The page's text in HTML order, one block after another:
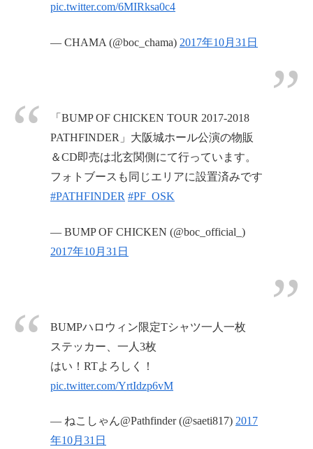
pic.twitter.com/6MIRksa0c4
— CHAMA (@boc_chama) 2017年10月31日
「BUMP OF CHICKEN TOUR 2017-2018
PATHFINDER」大阪城ホール公演の物販
＆CD即売は北玄関側にて行っています。
フォトブースも同じエリアに設置済みです
#PATHFINDER #PF_OSK
— BUMP OF CHICKEN (@boc_official_)
2017年10月31日
BUMPハロウィン限定Tシャツ一人一枚
ステッカー、一人3枚
はい！RTよろしく！
pic.twitter.com/YrtIdzp6vM
— ねこしゃん@Pathfinder (@saeti817) 2017
年10月31日